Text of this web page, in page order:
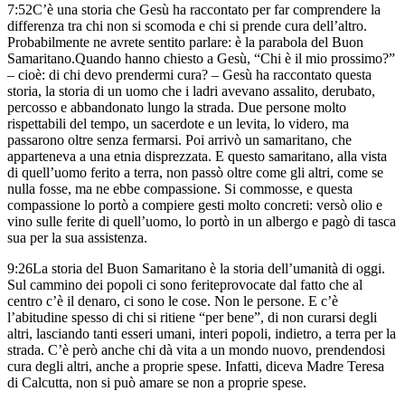
7:52C’è una storia che Gesù ha raccontato per far comprendere la
differenza tra chi non si scomoda e chi si prende cura dell’altro.
Probabilmente ne avrete sentito parlare: è la parabola del Buon
Samaritano.Quando hanno chiesto a Gesù, “Chi è il mio prossimo?”
– cioè: di chi devo prendermi cura? – Gesù ha raccontato questa
storia, la storia di un uomo che i ladri avevano assalito, derubato,
percosso e abbandonato lungo la strada. Due persone molto
rispettabili del tempo, un sacerdote e un levita, lo videro, ma
passarono oltre senza fermarsi. Poi arrivò un samaritano, che
apparteneva a una etnia disprezzata. E questo samaritano, alla vista
di quell’uomo ferito a terra, non passò oltre come gli altri, come se
nulla fosse, ma ne ebbe compassione. Si commosse, e questa
compassione lo portò a compiere gesti molto concreti: versò olio e
vino sulle ferite di quell’uomo, lo portò in un albergo e pagò di tasca
sua per la sua assistenza.
9:26La storia del Buon Samaritano è la storia dell’umanità di oggi.
Sul cammino dei popoli ci sono feriteprovocate dal fatto che al
centro c’è il denaro, ci sono le cose. Non le persone. E c’è
l’abitudine spesso di chi si ritiene “per bene”, di non curarsi degli
altri, lasciando tanti esseri umani, interi popoli, indietro, a terra per la
strada. C’è però anche chi dà vita a un mondo nuovo, prendendosi
cura degli altri, anche a proprie spese. Infatti, diceva Madre Teresa
di Calcutta, non si può amare se non a proprie spese.